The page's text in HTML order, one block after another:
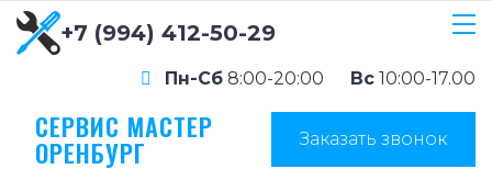
+7 (994) 412-50-29
Пн-Сб 8:00-20:00 Вс 10:00-17.00
СЕРВИС МАСТЕР
ОРЕНБУРГ Заказать звонок